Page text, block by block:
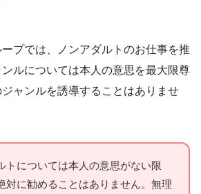
プでは、ノンアダルトのお仕事を推
ルについては本人の意思を最大限尊
ャンルを誘導することはありませ
トについては本人の意思がない限
対に勧めることはありません。無理